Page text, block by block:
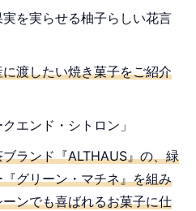
を実らせる柚子らしい花言
渡したい焼き菓子をご紹介
エンド・シトロン」
ランド『ALTHAUS』の、緑
グリーン・マチネ』を組み
ンでも喜ばれるお菓子に仕